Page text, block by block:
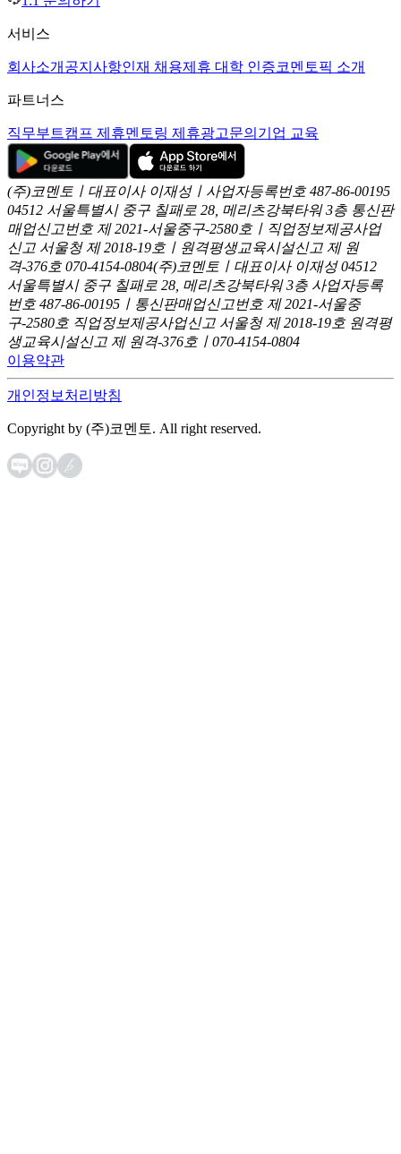
서비스
회사소개 공지사항인재 채용제휴 대학 인증코멘토픽 소개
파트너스
직무부트캠프 제휴멘토링 제휴광고문의 기업 교육
(주)코멘토ㅣ대표이사 이재성ㅣ사업자등록번호 487-86-00195
04512 서울특별시 중구 칠패로 28, 메리츠강북타워 3층 통신판
매업신고번호 제 2021-서울중구-2580호ㅣ직업정보제공사업
신고 서울청 제 2018-19호ㅣ원격평생교육시설신고 제 원
격-376호 070-4154-0804(주)코멘토ㅣ대표이사 이재성 04512
서울특별시 중구 칠패로 28, 메리츠강북타워 3층 사업자등록
번호 487-86-00195ㅣ통신판매업신고번호 제 2021-서울중
구-2580호 직업정보제공사업신고 서울청 제 2018-19호 원격평
생교육시설신고 제 원격-376호ㅣ070-4154-0804
이용약관
개인정보처리방침
Copyright by (주)코멘토. All right reserved.